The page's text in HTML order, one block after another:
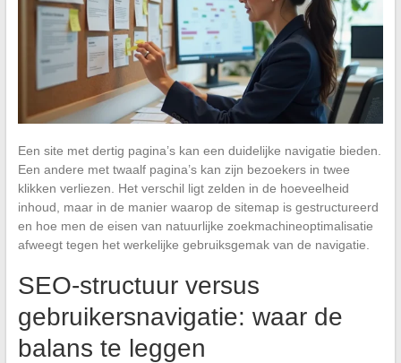
Een site met dertig pagina’s kan een duidelijke navigatie bieden.
Een andere met twaalf pagina’s kan zijn bezoekers in twee
klikken verliezen. Het verschil ligt zelden in de hoeveelheid
inhoud, maar in de manier waarop de sitemap is gestructureerd
en hoe men de eisen van natuurlijke zoekmachineoptimalisatie
afweegt tegen het werkelijke gebruiksgemak van de navigatie.
SEO-structuur versus
gebruikersnavigatie: waar de
balans te leggen